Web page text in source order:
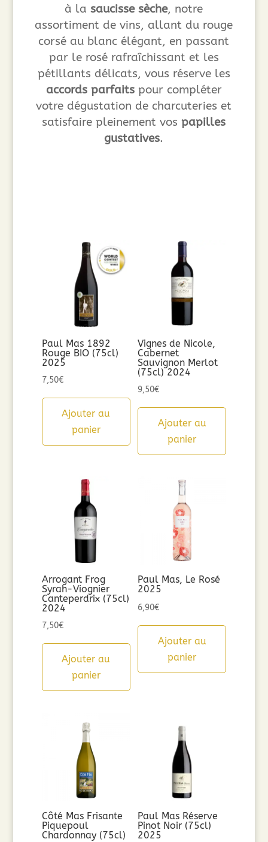
à lasaucisse sèche, notre
assortiment de vins, allant du rouge
corsé au blanc élégant, en passant
par le rosé rafraîchissant et les
pétillants délicats, vous réserve les
accords parfaitspour compléter
votre dégustation de charcuteries et
satisfaire pleinement vos papilles
gustatives.
Paul Mas 1892
Rouge BIO (75cl)
2025
7,50€
Ajouter au
panier
Vignes de Nicole,
Cabernet
Sauvignon Merlot
(75cl) 2024
9,50€
Ajouter au
panier
Arrogant Frog
Syrah-Viognier
Canteperdrix (75cl)
2024
7,50€
Ajouter au
panier
Paul Mas, Le Rosé
2025
6,90€
Ajouter au
panier
Côté Mas Frisante
Piquepoul
Chardonnay (75cl)
Paul Mas Réserve
Pinot Noir (75cl)
2025